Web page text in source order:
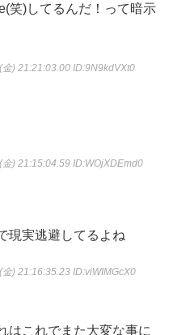
笑)してるんだ！って暗示
金) 21:21:03.00 ID:9N9kdVXt0
金) 21:15:04.59 ID:WOjXDEmd0
現実逃避してるよね
金) 21:16:35.23 ID:viWIMGcX0
はこれでまた大変な事に